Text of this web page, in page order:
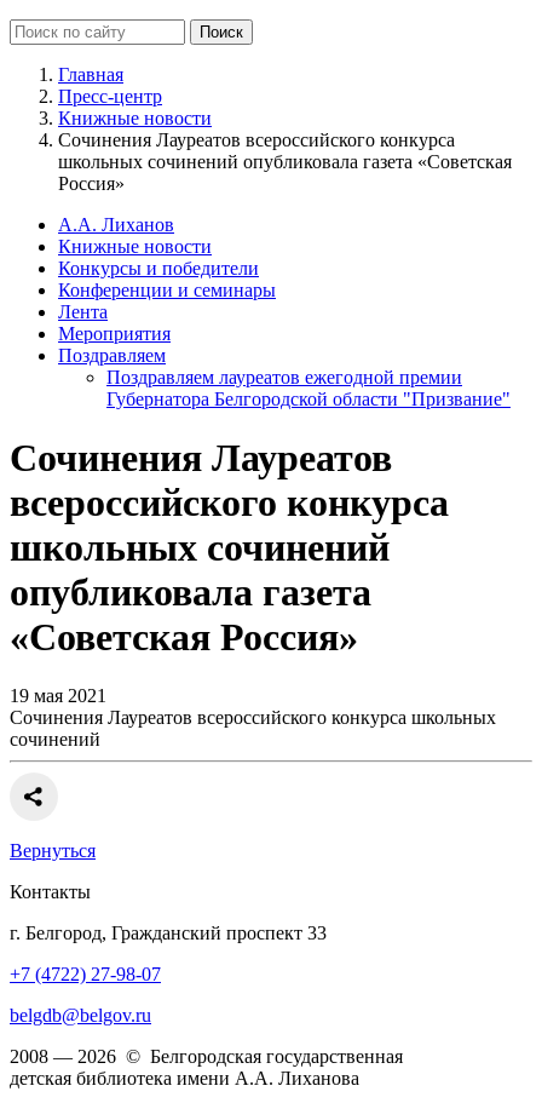
Главная
Пресс-центр
Книжные новости
Сочинения Лауреатов всероссийского конкурса
школьных сочинений опубликовала газета «Советская
Россия»
А.А. Лиханов
Книжные новости
Конкурсы и победители
Конференции и семинары
Лента
Мероприятия
Поздравляем
Поздравляем лауреатов ежегодной премии
Губернатора Белгородской области "Призвание"
Сочинения Лауреатов
всероссийского конкурса
школьных сочинений
опубликовала газета
«Советская Россия»
19 мая 2021
Сочинения Лауреатов всероссийского конкурса школьных
сочинений
Вернуться
Контакты
г. Белгород, Гражданский проспект 33
+7 (4722) 27-98-07
belgdb@belgov.ru
2008 — 2026 © Белгородская государственная
детская библиотека имени А.А. Лиханова